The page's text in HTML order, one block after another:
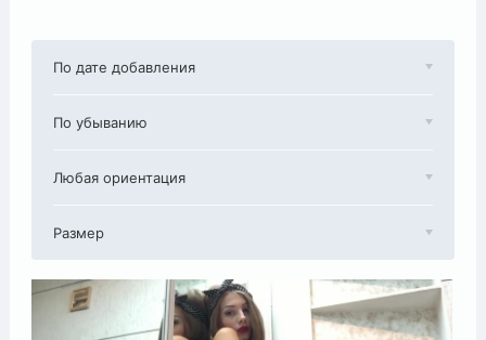
По дате добавления
По убыванию
Любая ориентация
Размер